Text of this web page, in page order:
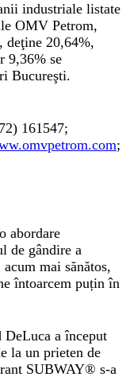
industriale listate
OMV Petrom,
deţine 20,64%,
9,36% se
Bucureşti.
161547;
;
abordare
de gândire a
mai sănătos,
întoarcem puțin în
DeLuca a început
la un prieten de
SUBWAY® s-a